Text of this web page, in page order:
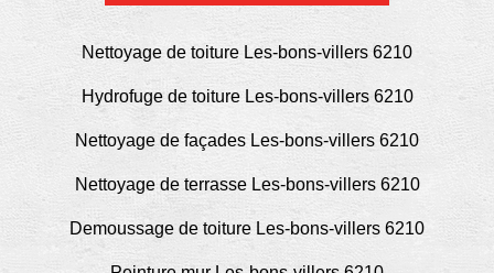
Nettoyage de toiture Les-bons-villers 6210
Hydrofuge de toiture Les-bons-villers 6210
Nettoyage de façades Les-bons-villers 6210
Nettoyage de terrasse Les-bons-villers 6210
Demoussage de toiture Les-bons-villers 6210